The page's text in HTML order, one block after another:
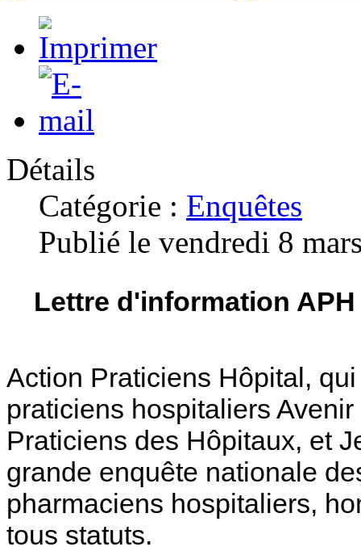
Détails
Catégorie : Enquêtes
Publié le vendredi 8
Lettre d'information
Action Praticiens Hôpital,
praticiens hospitaliers
Praticiens des Hôpitaux, et
grande enquête nationale
pharmaciens hospitaliers,
tous statuts.